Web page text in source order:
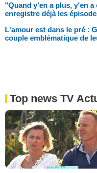
"Quand y’en a plus, y'en
enregistre déjà les
L'amour est dans le pré :
couple emblématique de
Top news TV